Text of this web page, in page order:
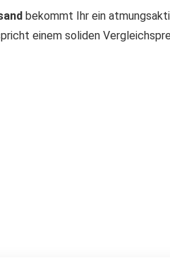
bekommt Ihr ein
einem soliden